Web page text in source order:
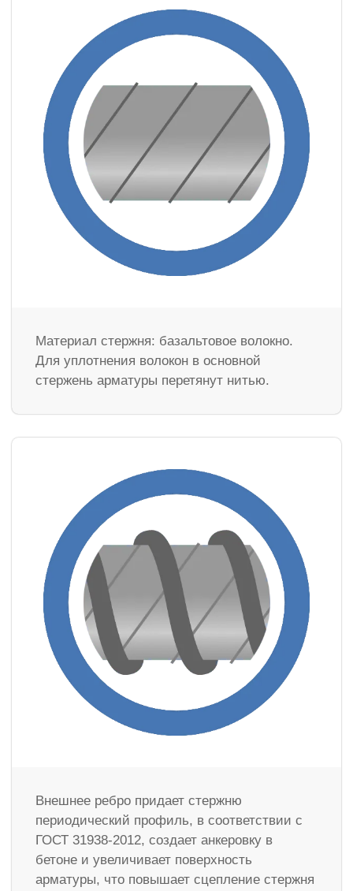
Материал стержня: базальтовое волокно.
Для уплотнения волокон в основной
стержень арматуры перетянут нитью.
Внешнее ребро придает стержню
периодический профиль, в соответствии с
ГОСТ 31938-2012, создает анкеровку в
бетоне и увеличивает поверхность
арматуры, что повышает сцепление стержня